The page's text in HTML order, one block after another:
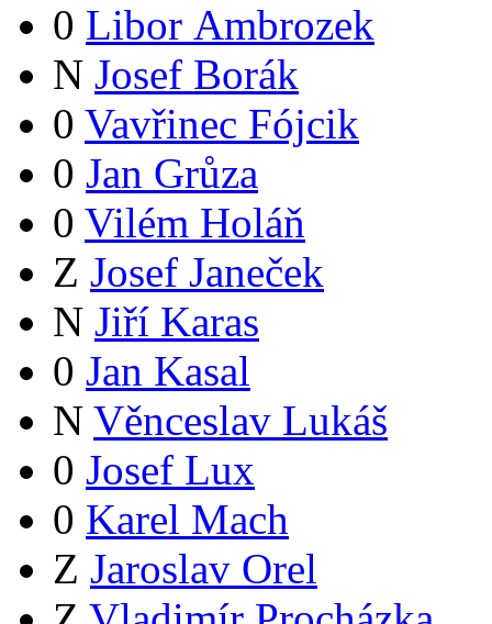
0 Libor Ambrozek
N Josef Borák
0 Vavřinec Fójcik
0 Jan Grůza
0 Vilém Holáň
Z Josef Janeček
N Jiří Karas
0 Jan Kasal
N Věnceslav Lukáš
0 Josef Lux
0 Karel Mach
Z Jaroslav Orel